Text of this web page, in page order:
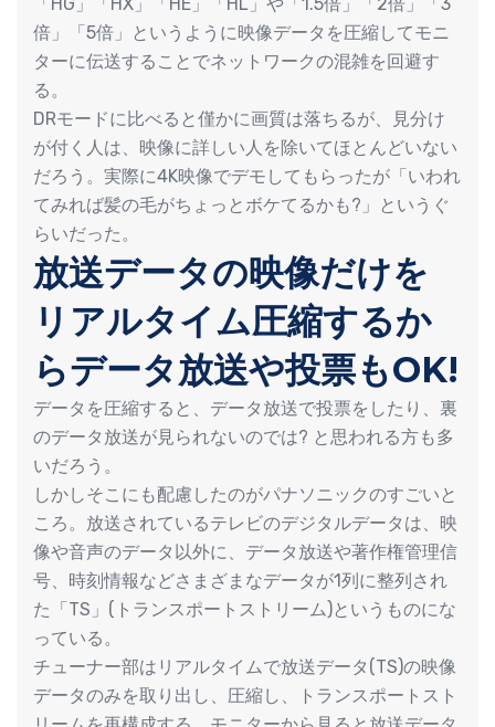
倍」「5倍」というように映像データを圧縮してモニ
ターに伝送することでネットワークの混雑を回避す
る。
DRモードに比べると僅かに画質は落ちるが、見分け
が付く人は、映像に詳しい人を除いてほとんどいない
だろう。実際に4K映像でデモしてもらったが「いわれ
てみれば髪の毛がちょっとボケてるかも?」というぐ
らいだった。
放送データの映像だけを
リアルタイム圧縮するか
らデータ放送や投票もOK!
データを圧縮すると、データ放送で投票をしたり、裏
のデータ放送が見られないのでは? と思われる方も多
いだろう。
しかしそこにも配慮したのがパナソニックのすごいと
ころ。放送されているテレビのデジタルデータは、映
像や音声のデータ以外に、データ放送や著作権管理信
号、時刻情報などさまざまなデータが1列に整列され
た「TS」(トランスポートストリーム)というものにな
っている。
チューナー部はリアルタイムで放送データ(TS)の映像
データのみを取り出し、圧縮し、トランスポートスト